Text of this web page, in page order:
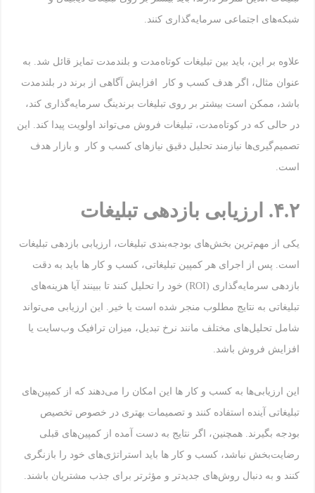
شبکه‌های اجتماعی سرمایه‌گذاری کنند.
علاوه بر این، باید بین تبلیغات کوتاه‌مدت و بلندمدت تمایز قائل شد. به
عنوان مثال، اگر هدف کسب و کار افزایش آگاهی از برند در بلندمدت
باشد، ممکن است بیشتر بر روی تبلیغات برندینگ سرمایه‌گذاری کند،
در حالی که در کوتاه‌مدت، تبلیغات فروش می‌تواند اولویت پیدا کند. این
تصمیم‌گیری‌ها نیازمند تحلیل دقیق نیازهای کسب و کار و بازار هدف
است.
۴.۲. ارزیابی بازدهی تبلیغات
یکی از مهم‌ترین بخش‌های بودجه‌بندی تبلیغات، ارزیابی بازدهی تبلیغات
است. پس از اجرای هر کمپین تبلیغاتی، کسب و کار ها باید به دقت
بازدهی سرمایه‌گذاری (ROI) خود را تحلیل کنند تا ببینند آیا هزینه‌های
تبلیغاتی به نتایج مطلوب منجر شده است یا خیر. این ارزیابی می‌تواند
شامل تحلیل‌های مختلف مانند نرخ تبدیل، میزان ترافیک وب‌سایت یا
افزایش فروش باشد.
این ارزیابی‌ها به کسب و کار ها این امکان را می‌دهند که از کمپین‌های
تبلیغاتی آینده استفاده کنند و تصمیمات بهتری در خصوص تخصیص
بودجه بگیرند. همچنین، اگر نتایج به دست آمده از کمپین‌های قبلی
رضایت‌بخش نباشد، کسب و کار ها باید استراتژی‌های خود را بازنگری
کنند و به دنبال روش‌های جدیدتر و مؤثرتر برای جذب مشتریان باشند.